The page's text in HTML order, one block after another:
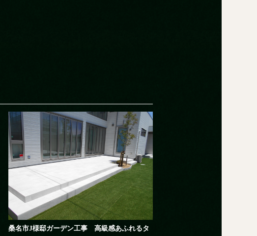
桑名市J様邸ガーデン工事 高級感あふれるタ